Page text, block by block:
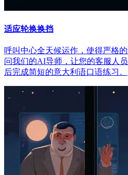
适应轮换换挡
呼叫中心全天候运作，使得严格
问我们的AI导师，让您的客服人
后完成简短的意大利语口语练习。